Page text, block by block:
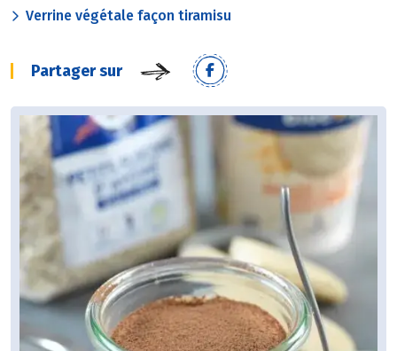
Verrine végétale façon tiramisu
Partager sur